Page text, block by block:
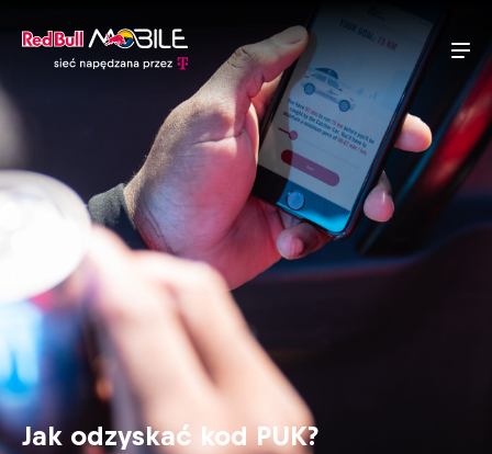
Jak odzyskać kod PUK?